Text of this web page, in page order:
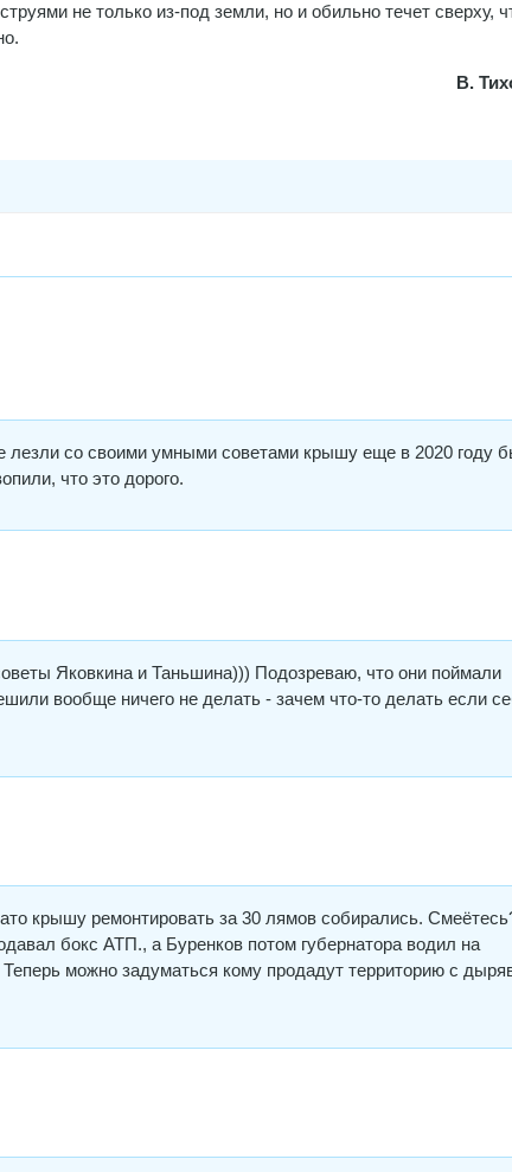
не только из-под земли, но и обильно течет сверху,
В.
лезли со своими умными советами крышу еще в 2020 году
что это дорого.
Яковкина и Таньшина))) Подозреваю, что они поймали
вообще ничего не делать - зачем что-то делать если
крышу ремонтировать за 30 лямов собирались.
бокс АТП., а Буренков потом губернатора водил на
Теперь можно задуматься кому продадут территорию с